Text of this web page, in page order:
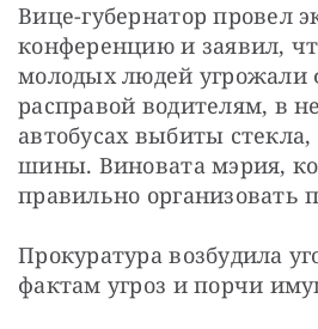
Вице-губернатор провел
конференцию и заявил,
молодых людей угрожали
расправой водителям, в
автобусах выбиты
шины. Виновата мэрия,
правильно организовать
Прокуратура возбудила
фактам угроз и порчи